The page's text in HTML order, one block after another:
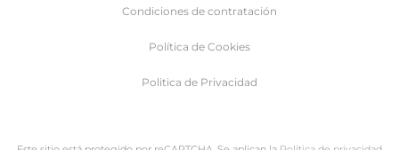
Condiciones de contratación
Política de Cookies
Politica de Privacidad